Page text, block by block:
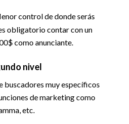
control de donde serás
obligatorio contar con un
como anunciante.
nivel
buscadores muy específicos
de marketing como
etc.